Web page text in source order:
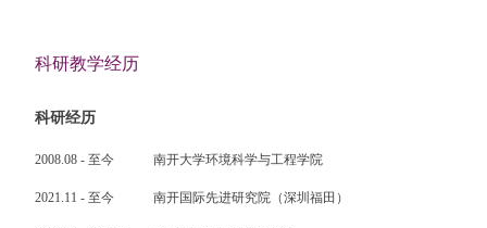
科研教学经历
科研经历
2008.08 - 至今 南开大学环境科学与工程学院
2021.11 - 至今 南开国际先进研究院（深圳福田）